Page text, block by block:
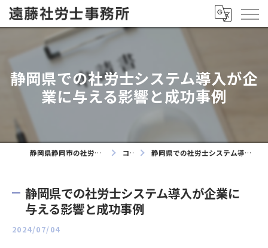
静岡県での社労士システム導入が企
業に与える影響と成功事例
静岡県静岡市の社労士なら遠藤社労士事務所 コラム 静岡県での社労士システム導入が企業に与える影響と成功事例
静岡県での社労士システム導入が企業に
与える影響と成功事例
2024/07/04